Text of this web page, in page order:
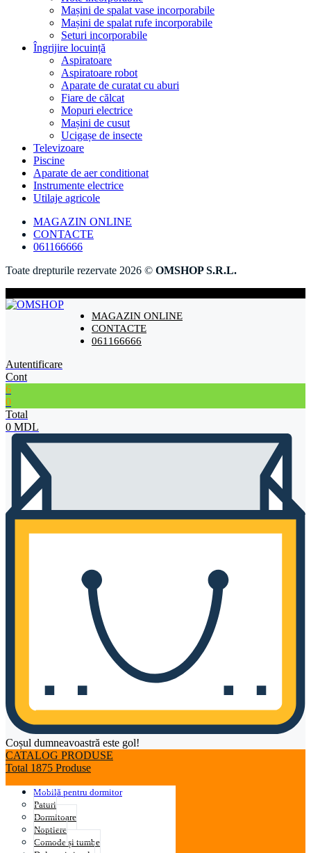
Mașini de spalat vase incorporabile
Mașini de spalat rufe incorporabile
Seturi incorporabile
Îngrijire locuință
Aspiratoare
Aspiratoare robot
Aparate de curatat cu aburi
Fiare de călcat
Mopuri electrice
Mașini de cusut
Ucigașe de insecte
Televizoare
Piscine
Aparate de aer conditionat
Instrumente electrice
Utilaje agricole
MAGAZIN ONLINE
CONTACTE
061166666
Toate drepturile rezervate 2026 © OMSHOP S.R.L.
MAGAZIN ONLINE
CONTACTE
061166666
Autentificare
Cont
6
0
Total
0 MDL
Coșul dumneavoastră este gol!
CATALOG PRODUSE
Total 1875 Produse
Mobilă pentru dormitor
Paturi
Dormitoare
Noptiere
Comode și tumbe